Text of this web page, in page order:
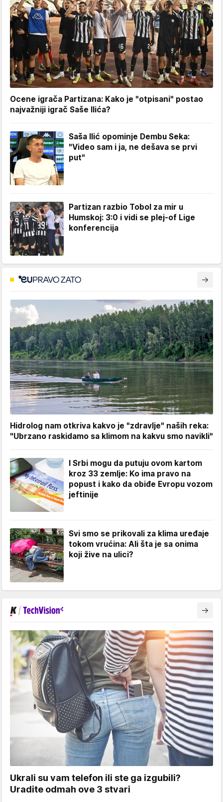
Ocene igrača Partizana: Kako je "otpisani" postao
najvažniji igrač Saše Ilića?
Saša Ilić opominje Dembu Seka:
"Video sam i ja, ne dešava se prvi
put"
Partizan razbio Tobol za mir u
Humskoj: 3:0 i vidi se plej-of Lige
konferencija
Hidrolog nam otkriva kakvo je "zdravlje" naših reka:
"Ubrzano raskidamo sa klimom na kakvu smo navikli"
I Srbi mogu da putuju ovom kartom
kroz 33 zemlje: Ko ima pravo na
popust i kako da obiđe Evropu vozom
jeftinije
Svi smo se prikovali za klima uređaje
tokom vrućina: Ali šta je sa onima
koji žive na ulici?
Ukrali su vam telefon ili ste ga izgubili?
Uradite odmah ove 3 stvari